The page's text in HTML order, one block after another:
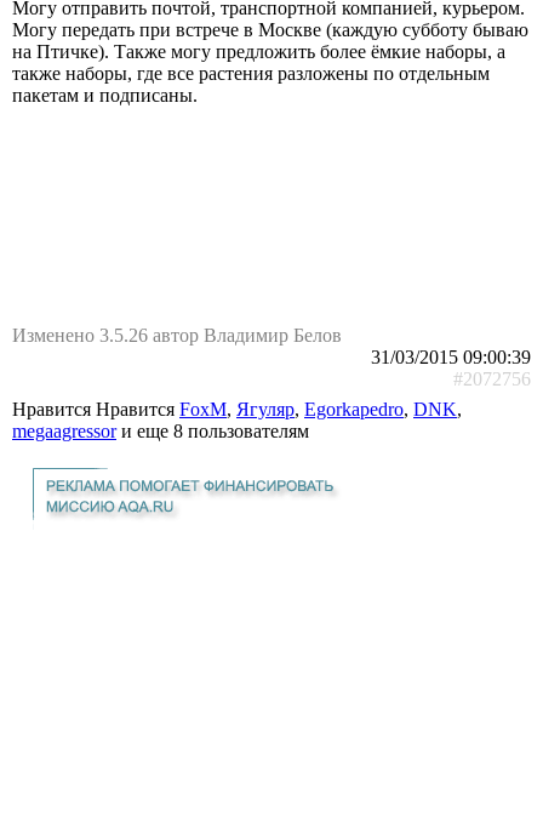
Могу отправить почтой, транспортной компанией, курьером.
Могу передать при встрече в Москве (каждую субботу бываю
на Птичке). Также могу предложить более ёмкие наборы, а
также наборы, где все растения разложены по отдельным
пакетам и подписаны.
Изменено 3.5.26 автор Владимир Белов
31/03/2015 09:00:39
#2072756
Нравится Нравится FoxM, Ягуляр, Egorkapedro, DNK,
megaagressorи еще 8 пользователям